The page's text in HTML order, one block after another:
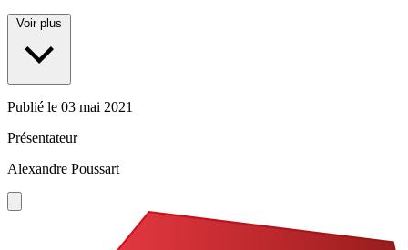
Voir plus
Publié le 03 mai 2021
Présentateur
Alexandre Poussart